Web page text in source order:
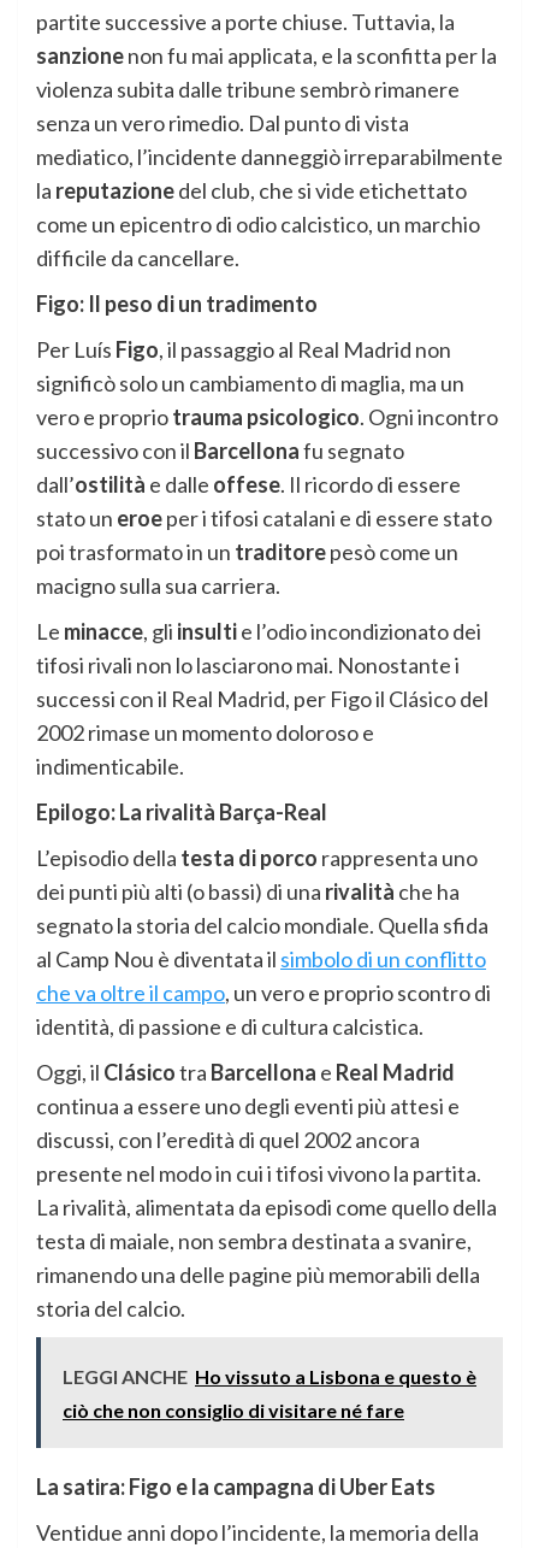
partite successive a porte chiuse. Tuttavia, la
sanzionenon fu mai applicata, e la sconfitta per la
violenza subita dalle tribune sembrò rimanere
senza un vero rimedio. Dal punto di vista
mediatico, l’incidente danneggiò irreparabilmente
la reputazionedel club, che si vide etichettato
come un epicentro di odio calcistico, un marchio
difficile da cancellare.
Figo: Il peso di un tradimento
Per Luís Figo, il passaggio al Real Madrid non
significò solo un cambiamento di maglia, ma un
vero e propriotrauma psicologico. Ogni incontro
successivo con il Barcellonafu segnato
dall’ostilità e dalle offese. Il ricordo di essere
stato un eroeper i tifosi catalani e di essere stato
poi trasformato in un traditorepesò come un
macigno sulla sua carriera.
Le minacce, gli insultie l’odio incondizionato dei
tifosi rivali non lo lasciarono mai. Nonostante i
successi con il Real Madrid, per Figo il Clásico del
2002 rimase un momento doloroso e
indimenticabile.
Epilogo: La rivalità Barça-Real
L’episodio della testa di porco rappresenta uno
dei punti più alti (o bassi) di una rivalità che ha
segnato la storia del calcio mondiale. Quella sfida
al Camp Nou è diventata il simbolo di un conflitto
che va oltre il campo, un vero e proprio scontro di
identità, di passione e di cultura calcistica.
Oggi, il Clásicotra Barcellona e Real Madrid
continua a essere uno degli eventi più attesi e
discussi, con l’eredità di quel 2002 ancora
presente nel modo in cui i tifosi vivono la partita.
La rivalità, alimentata da episodi come quello della
testa di maiale, non sembra destinata a svanire,
rimanendo una delle pagine più memorabili della
storia del calcio.
LEGGI ANCHE Ho vissuto a Lisbona e questo è
ciò che non consiglio di visitare né fare
La satira: Figo e la campagna di Uber Eats
Ventidue anni dopo l’incidente, la memoria della